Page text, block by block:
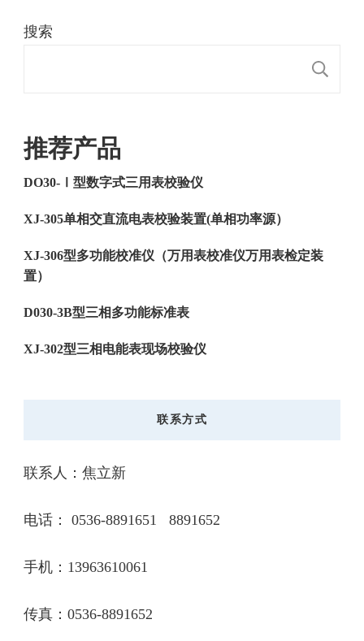
搜索
推荐产品
DO30-Ⅰ型数字式三用表校验仪
XJ-305单相交直流电表校验装置(单相功率源）
XJ-306型多功能校准仪（万用表校准仪万用表检定装
置）
D030-3B型三相多功能标准表
XJ-302型三相电能表现场校验仪
联系方式
联系人：焦立新
电话： 0536-8891651 8891652
手机：13963610061
传真：0536-8891652